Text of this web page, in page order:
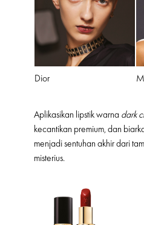
Dior
Aplikasikan lipstik warna dark
kecantikan premium, dan
menjadi sentuhan akhir dari
misterius.